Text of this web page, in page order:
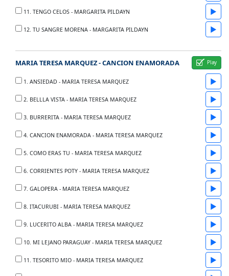
11. TENGO CELOS - MARGARITA PILDAYN ▶
12. TU SANGRE MORENA - MARGARITA PILDAYN ▶
MARIA TERESA MARQUEZ - CANCION ENAMORADA
1. ANSIEDAD - MARIA TERESA MARQUEZ ▶
2. BELLLA VISTA - MARIA TERESA MARQUEZ ▶
3. BURRERITA - MARIA TERESA MARQUEZ ▶
4. CANCION ENAMORADA - MARIA TERESA MARQUEZ ▶
5. COMO ERAS TU - MARIA TERESA MARQUEZ ▶
6. CORRIENTES POTY - MARIA TERESA MARQUEZ ▶
7. GALOPERA - MARIA TERESA MARQUEZ ▶
8. ITACURUBI - MARIA TERESA MARQUEZ ▶
9. LUCERITO ALBA - MARIA TERESA MARQUEZ ▶
10. MI LEJANO PARAGUAY - MARIA TERESA MARQUEZ ▶
11. TESORITO MIO - MARIA TERESA MARQUEZ ▶